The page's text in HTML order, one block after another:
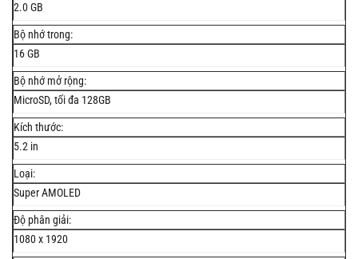
2.0 GB
Bộ nhớ trong:
16 GB
Bộ nhớ mở rộng:
MicroSD, tối đa 128GB
Kích thước:
5.2 in
Loại:
Super AMOLED
Độ phân giải:
1080 x 1920